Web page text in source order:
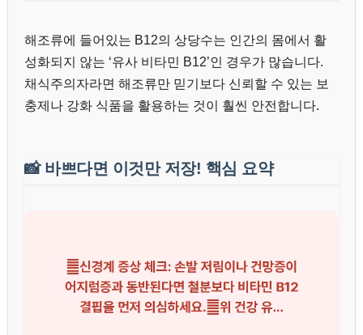
해조류에 들어있는 B12의 상당수는 인간의 몸에서 활
성화되지 않는 ‘유사 비타민 B12’인 경우가 많습니다.
채식주의자라면 해조류만 믿기보다 신뢰할 수 있는 보
충제나 강화 식품을 활용하는 것이 훨씬 안전합니다.
📸 바쁘다면 이것만 저장! 핵심 요약